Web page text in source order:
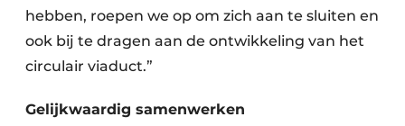
hebben, roepen we op om zich aan te sluiten en
ook bij te dragen aan de ontwikkeling van het
circulair viaduct.”
Gelijkwaardig samenwerken